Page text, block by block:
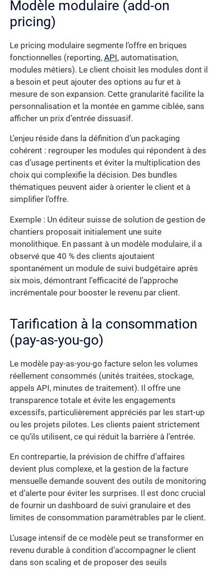
Modèle modulaire (add-on
pricing)
Le pricing modulaire segmente l’offre en briques
fonctionnelles (reporting, API, automatisation,
modules métiers). Le client choisit les modules dont il
a besoin et peut ajouter des options au fur et à
mesure de son expansion. Cette granularité facilite la
personnalisation et la montée en gamme ciblée, sans
afficher un prix d’entrée dissuasif.
L’enjeu réside dans la définition d’un packaging
cohérent : regrouper les modules qui répondent à des
cas d’usage pertinents et éviter la multiplication des
choix qui complexifie la décision. Des bundles
thématiques peuvent aider à orienter le client et à
simplifier l’offre.
Exemple : Un éditeur suisse de solution de gestion de
chantiers proposait initialement une suite
monolithique. En passant à un modèle modulaire, il a
observé que 40 % des clients ajoutaient
spontanément un module de suivi budgétaire après
six mois, démontrant l’efficacité de l’approche
incrémentale pour booster le revenu par client.
Tarification à la consommation
(pay-as-you-go)
Le modèle pay-as-you-go facture selon les volumes
réellement consommés (unités traitées, stockage,
appels API, minutes de traitement). Il offre une
transparence totale et évite les engagements
excessifs, particulièrement appréciés par les start-up
ou les projets pilotes. Les clients paient strictement
ce qu’ils utilisent, ce qui réduit la barrière à l’entrée.
En contrepartie, la prévision de chiffre d’affaires
devient plus complexe, et la gestion de la facture
mensuelle demande souvent des outils de monitoring
et d’alerte pour éviter les surprises. Il est donc crucial
de fournir un dashboard de suivi granulaire et des
limites de consommation paramétrables par le client.
L’usage intensif de ce modèle peut se transformer en
revenu durable à condition d’accompagner le client
dans son scaling et de proposer des seuils